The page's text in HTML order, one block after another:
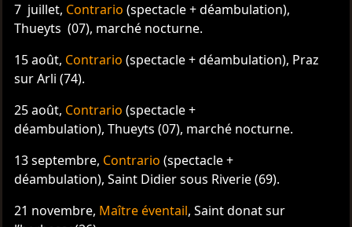
7 juillet, Contrario (spectacle + déambulation),
Thueyts (07), marché nocturne.
15 août, Contrario (spectacle + déambulation), Praz
sur Arli (74).
25 août, Contrario (spectacle +
déambulation), Thueyts (07), marché nocturne.
13 septembre, Contrario (spectacle +
déambulation), Saint Didier sous Riverie (69).
21 novembre, Maître éventail, Saint donat sur